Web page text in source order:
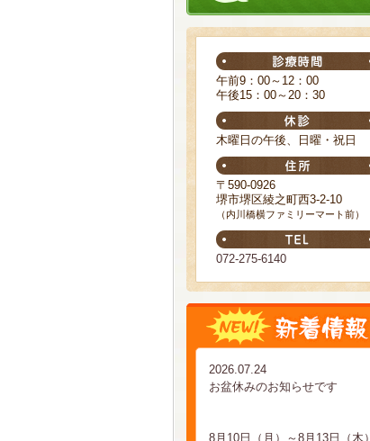
午前9：00～12：00
午後15：00～20：30
木曜日の午後、日曜・祝日
〒590-0926
堺市堺区綾之町西3-2-10
（内川橋横ファミリーマート前）
072-275-6140
2026.07.24
お盆休みのお知らせです
8月10日（月）～8月13日（木）